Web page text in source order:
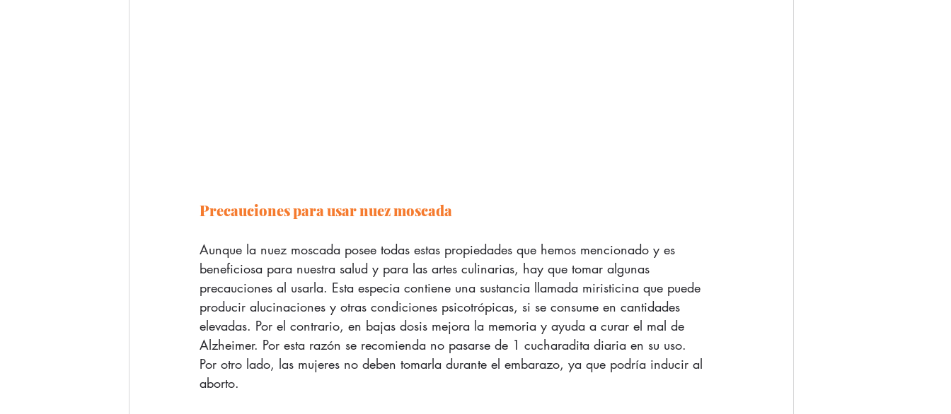
Precauciones para usar nuez moscada
Aunque la nuez moscada posee todas estas propiedades que hemos mencionado y es
beneficiosa para nuestra salud y para las artes culinarias, hay que tomar algunas
precauciones al usarla. Esta especia contiene una sustancia llamada miristicina que puede
producir alucinaciones y otras condiciones psicotrópicas, si se consume en cantidades
elevadas. Por el contrario, en bajas dosis mejora la memoria y ayuda a curar el mal de
Alzheimer. Por esta razón se recomienda no pasarse de 1 cucharadita diaria en su uso.
Por otro lado, las mujeres no deben tomarla durante el embarazo, ya que podría inducir al
aborto.